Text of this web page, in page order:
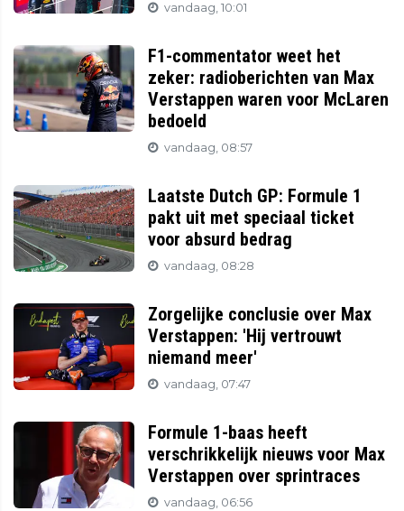
vandaag, 10:01
F1-commentator weet het
zeker: radioberichten van Max
Verstappen waren voor McLaren
bedoeld
vandaag, 08:57
Laatste Dutch GP: Formule 1
pakt uit met speciaal ticket
voor absurd bedrag
vandaag, 08:28
Zorgelijke conclusie over Max
Verstappen: 'Hij vertrouwt
niemand meer'
vandaag, 07:47
Formule 1-baas heeft
verschrikkelijk nieuws voor Max
Verstappen over sprintraces
vandaag, 06:56